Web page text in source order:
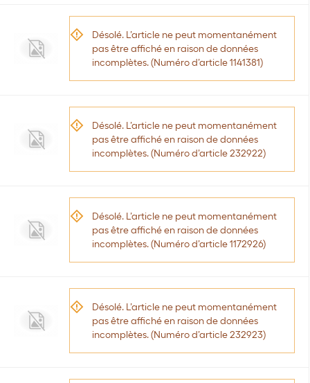
Désolé. L’article ne peut momentanément
pas être affiché en raison de données
incomplètes. (Numéro d’article 1141381)
Désolé. L’article ne peut momentanément
pas être affiché en raison de données
incomplètes. (Numéro d’article 232922)
Désolé. L’article ne peut momentanément
pas être affiché en raison de données
incomplètes. (Numéro d’article 1172926)
Désolé. L’article ne peut momentanément
pas être affiché en raison de données
incomplètes. (Numéro d’article 232923)